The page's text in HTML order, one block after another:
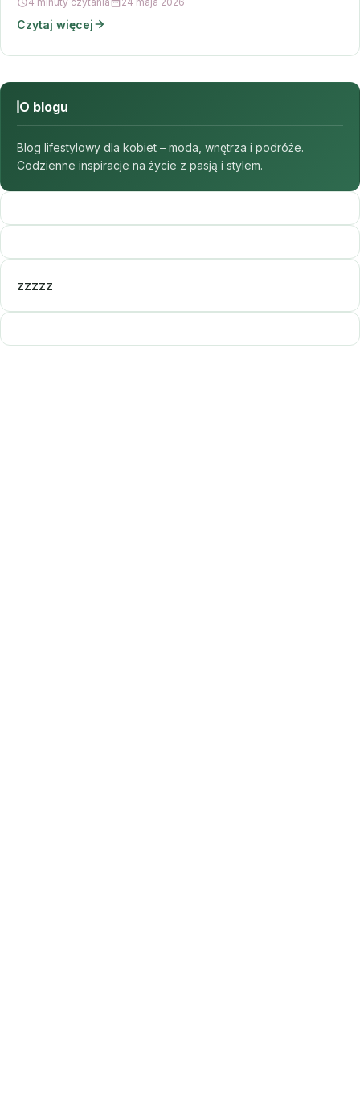
Czytaj więcej
O blogu
Blog lifestylowy dla kobiet – moda, wnętrza i podróże.
Codzienne inspiracje na życie z pasją i stylem.
zzzzz